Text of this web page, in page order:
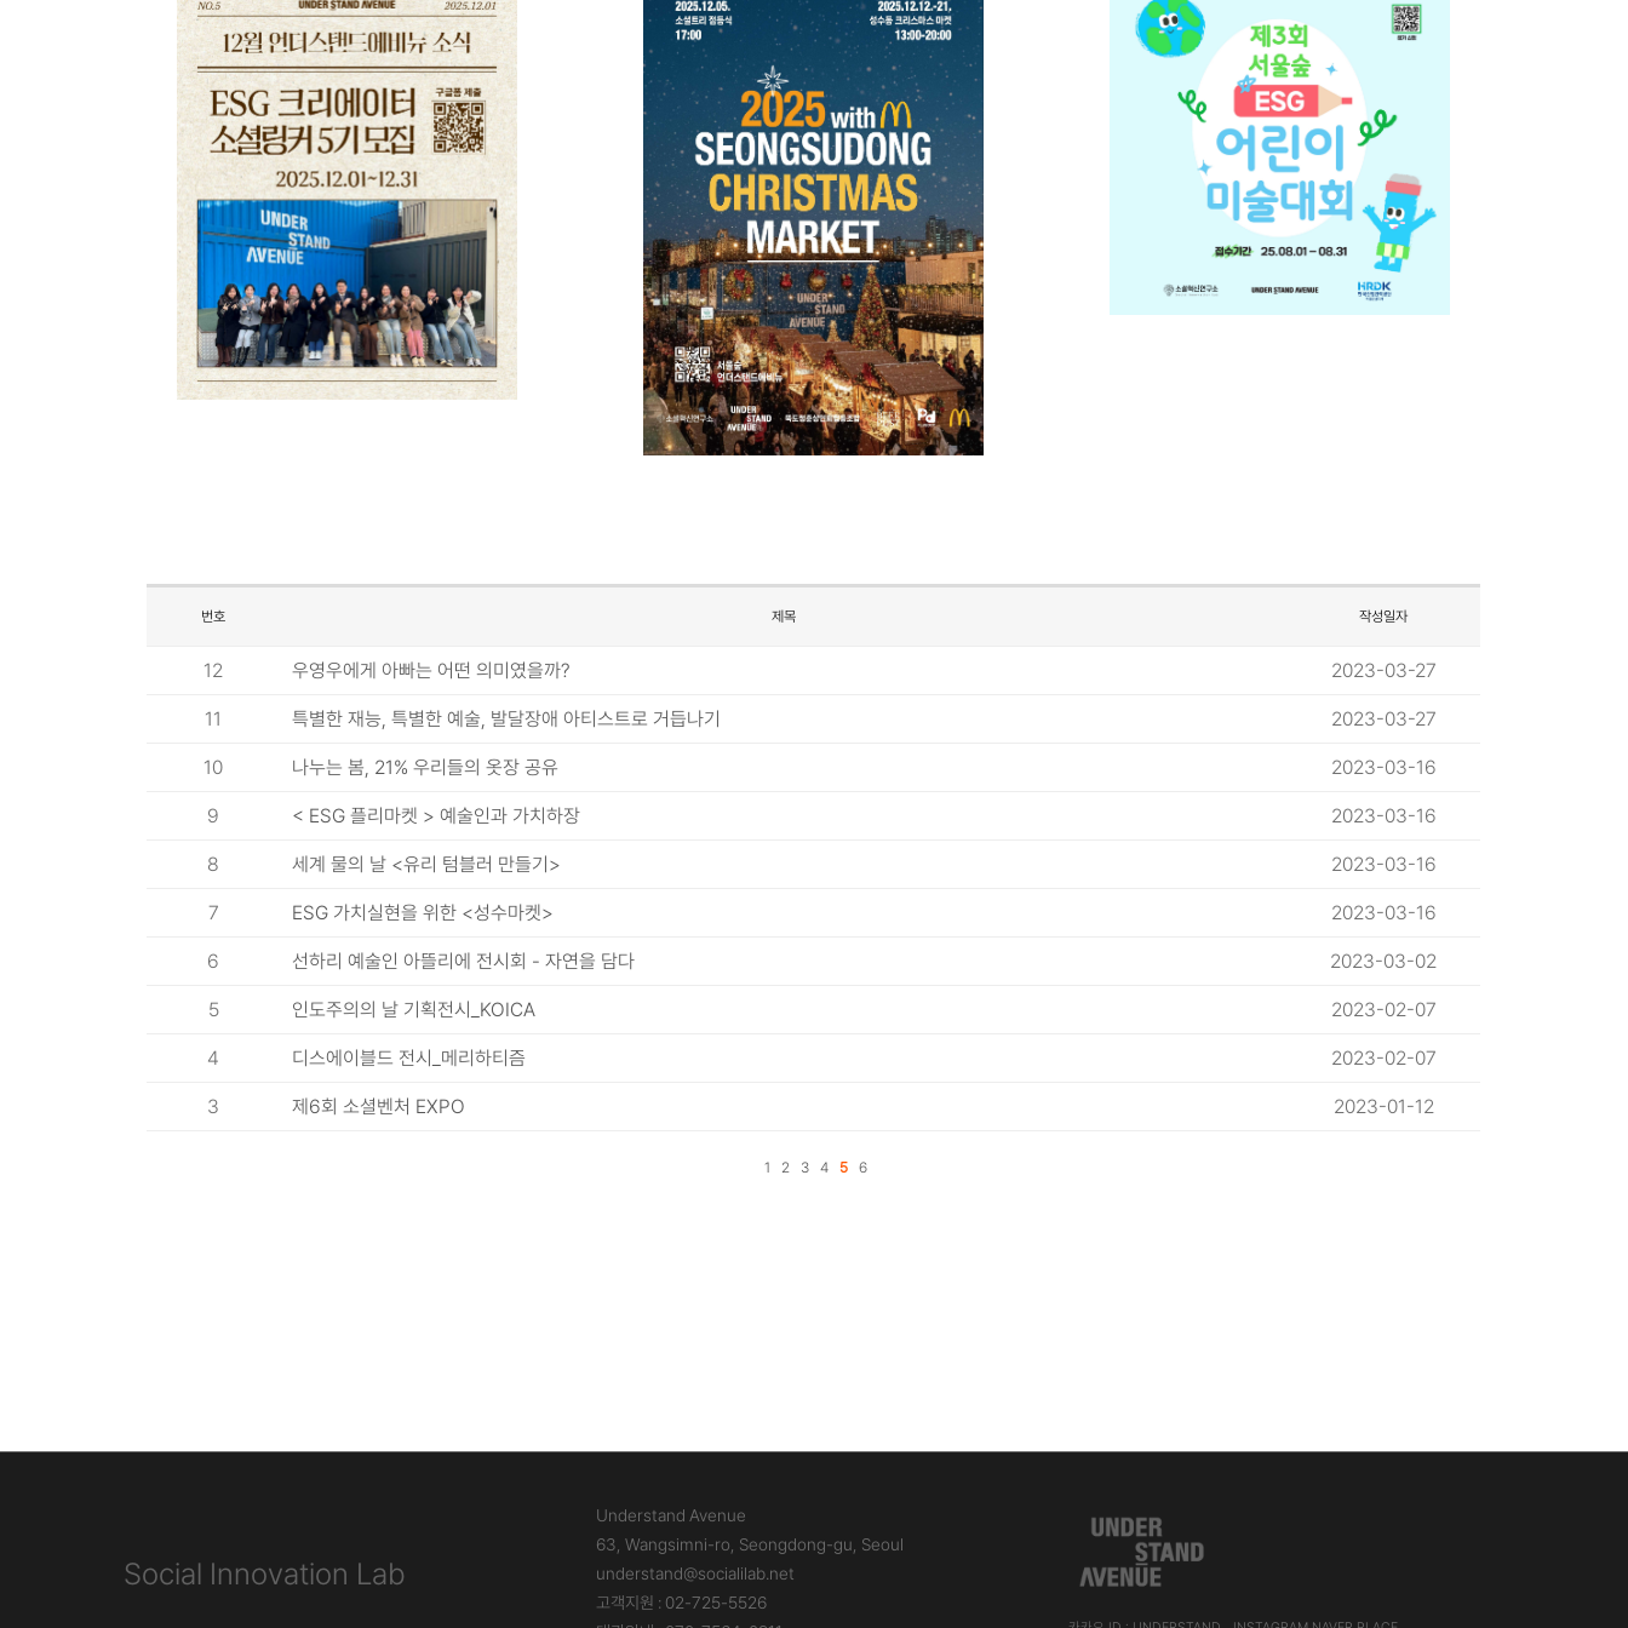
ESG 크리에이터 <소셜링커 5기> 참여자 모집
2025 성수동 크리스마스 마켓
서울숲 ESG 어린이 미술대회
번호 제목 작성일자
12 우영우에게 아빠는 어떤 의미였을까? 2023-03-27
11 특별한 재능, 특별한 예술, 발달장애 아티스트로 거듭나기 2023-03-27
10 나누는 봄, 21% 우리들의 옷장 공유 2023-03-16
9 < ESG 플리마켓 > 예술인과 가치하장 2023-03-16
8 세계 물의 날 <유리 텀블러 만들기> 2023-03-16
7 ESG 가치실현을 위한 <성수마켓> 2023-03-16
6 선하리 예술인 아뜰리에 전시회 - 자연을 담다 2023-03-02
5 인도주의의 날 기획전시_KOICA 2023-02-07
4 디스에이블드 전시_메리하티즘 2023-02-07
3 제6회 소셜벤처 EXPO 2023-01-12
1 2 3 4 5 6
Social Innovation Lab
Understand Avenue
63, Wangsimni-ro, Seongdong-gu, Seoul
understand@socialilab.net
고객지원 : 02-725-5526